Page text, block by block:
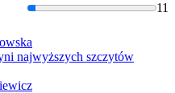
11
najwyższych szczytów
wicz